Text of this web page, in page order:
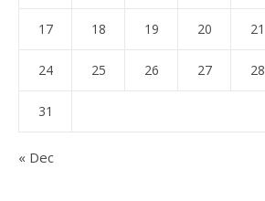
17 18 19 20 21
24 25 26 27 28
31
« Dec